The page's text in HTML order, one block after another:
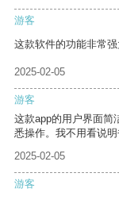
游客
这款软件的功能非常
2025-02-05
游客
这款app的用户界面简
悉操作。我不用看说明
2025-02-05
游客